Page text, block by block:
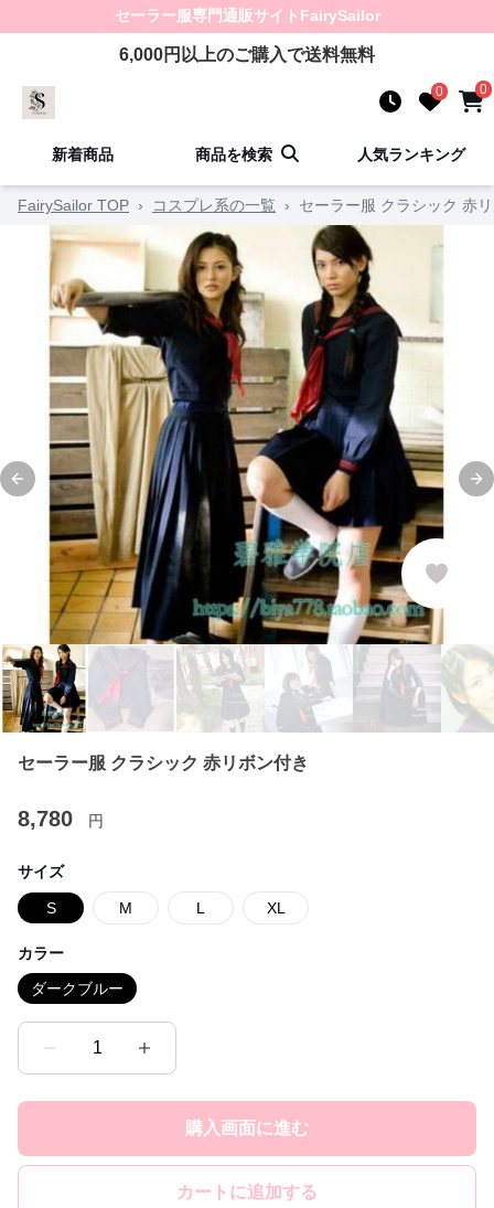
セーラー服専門通販サイト FairySailor
6,000円以上のご購入で送料無料
0 0
新着商品 商品を検索 人気ランキング
FairySailor TOP › コスプレ系の一覧 › セーラー服 クラシック 赤
Previous slide
セーラー服 クラシック 赤リボン付き
8,780 円
サイズ
S M L XL
カラー
ダークブルー
1
購入画面に進む
カートに追加する